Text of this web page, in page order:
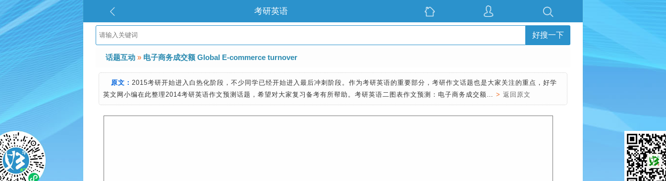
考研英语
好搜一下
话题互动 » 电子商务成交额 Global E-commerce turnover
原文：2015考研开始进入白热化阶段，不少同学已经开始进入最后冲刺阶段。作为考研英语的重要部分，考研作文话题也是大家关注的重点，好学
英文网小编在此整理2014考研英语作文预测话题，希望对大家复习备考有所帮助。考研英语二图表作文预测：电子商务成交额… >返回原文